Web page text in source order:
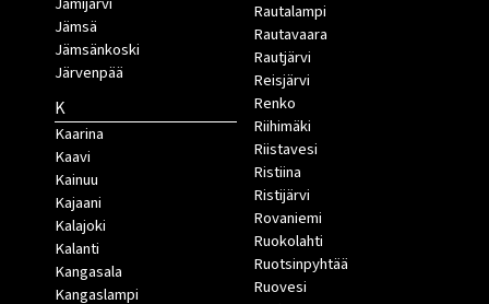
Jämsä
Jämsänkoski
Järvenpää
K
Kaarina
Kaavi
Kainuu
Kajaani
Kalajoki
Kalanti
Kangasala
Kangaslampi
Rautalampi
Rautavaara
Rautjärvi
Reisjärvi
Renko
Riihimäki
Riistavesi
Ristiina
Ristijärvi
Rovaniemi
Ruokolahti
Ruotsinpyhtää
Ruovesi